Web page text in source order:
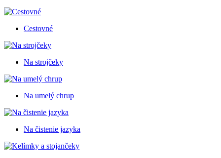
Cestovné
Na strojčeky
Na umelý chrup
Na čistenie jazyka